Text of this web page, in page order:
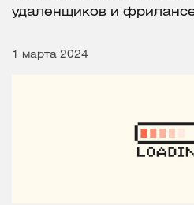
удаленщиков и
1 марта 2024